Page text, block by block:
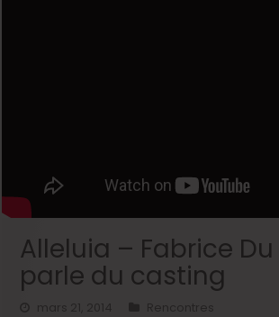
Alleluia – Fabrice Du
parle du casting
mars 21, 2014
Rencontres